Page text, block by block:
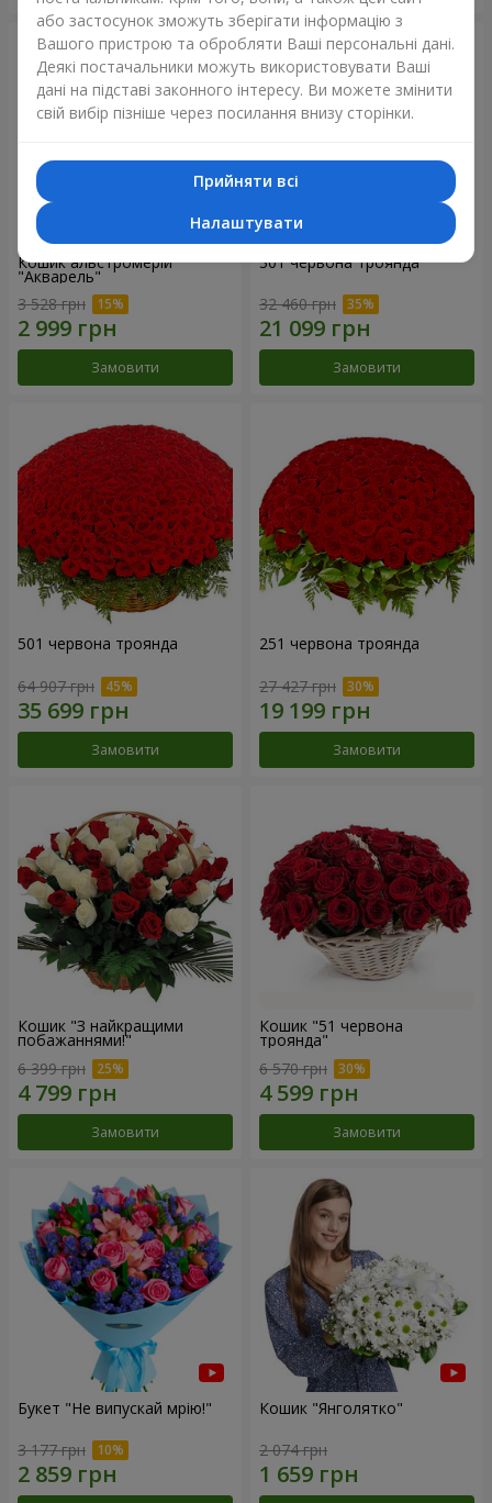
Кошик альстромерій
"Акварель"
3 528 грн
Замовити
301 червона троянда
32 460 грн
Замовити
501 червона троянда
64 907 грн
Замовити
251 червона троянда
27 427 грн
Замовити
Кошик "З найкращими
побажаннями!"
6 399 грн
Замовити
Кошик "51 червона
троянда"
6 570 грн
Замовити
Букет "Не випускай мрію!"
3 177 грн
Кошик "Янголятко"
2 074 грн
або застосунок зможуть зберігати інформацію з
Вашого пристрою та обробляти Ваші персональні дані.
Деякі постачальники можуть використовувати Ваші
дані на підставі законного інтересу. Ви можете змінити
свій вибір пізніше через посилання внизу сторінки.
Прийняти всі
Налаштувати